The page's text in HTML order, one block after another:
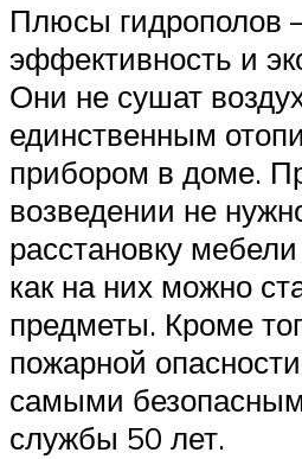
Плюсы гидрополов
эффективность и
Они не сушат
единственным
прибором в доме.
возведении не
расстановку
как на них можно
предметы. Кроме
пожарной
самыми
службы 50 лет.